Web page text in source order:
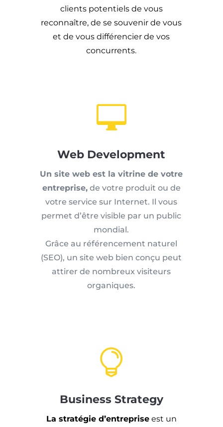
clients potentiels de vous
reconnaître, de se souvenir de vous
et de vous différencier de vos
concurrents.

Web Development
Un site web est la vitrine de votre
entreprise,de votre produit ou de
votre service sur Internet. Il vous
permet d’être visible par un public
mondial.
Grâce au référencement naturel
(SEO), un site web bien conçu peut
attirer de nombreux visiteurs
organiques.

Business Strategy
La stratégie d’entrepriseest un